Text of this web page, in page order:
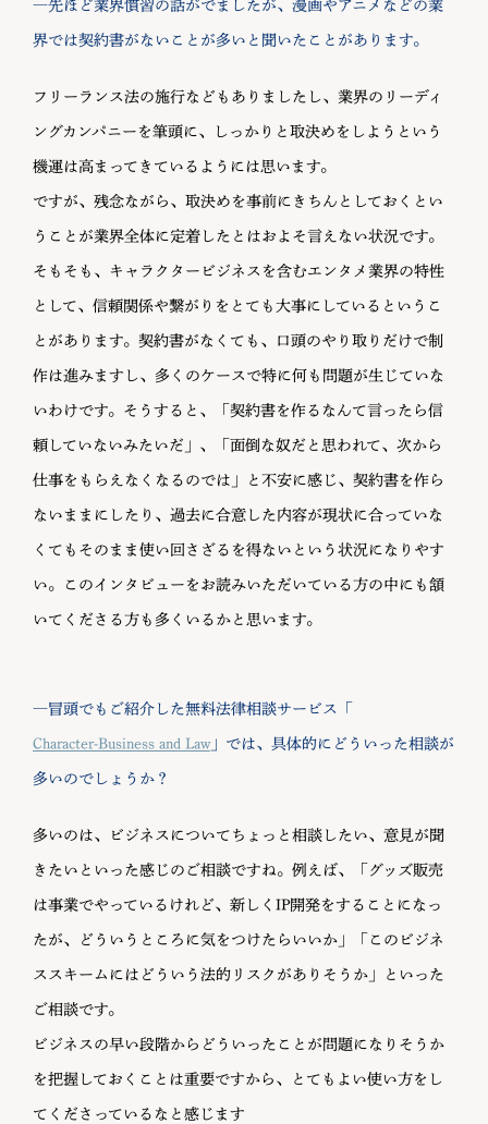
―先ほど業界慣習の話がでましたが、漫画やアニメなどの業
界では契約書がないことが多いと聞いたことがあります。
フリーランス法の施行などもありましたし、業界のリーディ
ングカンパニーを筆頭に、しっかりと取決めをしようという
機運は高まってきているようには思います。
ですが、残念ながら、取決めを事前にきちんとしておくとい
うことが業界全体に定着したとはおよそ言えない状況です。
そもそも、キャラクタービジネスを含むエンタメ業界の特性
として、信頼関係や繋がりをとても大事にしているというこ
とがあります。契約書がなくても、口頭のやり取りだけで制
作は進みますし、多くのケースで特に何も問題が生じていな
いわけです。そうすると、「契約書を作るなんて言ったら信
頼していないみたいだ」、「面倒な奴だと思われて、次から
仕事をもらえなくなるのでは」と不安に感じ、契約書を作ら
ないままにしたり、過去に合意した内容が現状に合っていな
くてもそのまま使い回さざるを得ないという状況になりやす
い。このインタビューをお読みいただいている方の中にも頷
いてくださる方も多くいるかと思います。
―冒頭でもご紹介した無料法律相談サービス「
Character-Business and Law」では、具体的にどういった相談が
多いのでしょうか？
多いのは、ビジネスについてちょっと相談したい、意見が聞
きたいといった感じのご相談ですね。例えば、「グッズ販売
は事業でやっているけれど、新しくIP開発をすることになっ
たが、どういうところに気をつけたらいいか」「このビジネ
ススキームにはどういう法的リスクがありそうか」といった
ご相談です。
ビジネスの早い段階からどういったことが問題になりそうか
を把握しておくことは重要ですから、とてもよい使い方をし
てくださっているなと感じます